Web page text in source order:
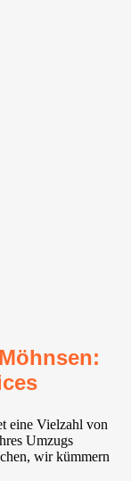
eine Vielzahl von
Umzugs
wir kümmern